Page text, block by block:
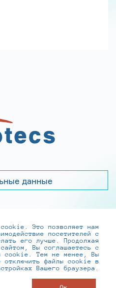
данные
8-800-250-0-260
,hr@infotecs.ru
ул., 2Б строение 1
Это позволяет нам
посетителей с
его лучше. Продолжая
Вы соглашаетесь с
cookie. Тем не менее, Вы
отключить файлы cookie в
Вашего браузера.